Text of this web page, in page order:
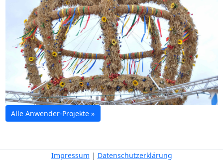
Alle Anwender-Projekte »
Impressum | Datenschutzerklärung